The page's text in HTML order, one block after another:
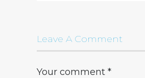
Leave A Comment
Your comment *